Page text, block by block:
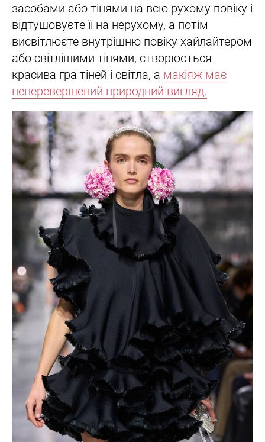
засобами або тінями на всю рухому повіку і
відтушовуєте її на нерухому, а потім
висвітлюєте внутрішню повіку хайлайтером
або світлішими тінями, створюється
красива гра тіней і світла, а макіяж має
неперевершений природний вигляд.